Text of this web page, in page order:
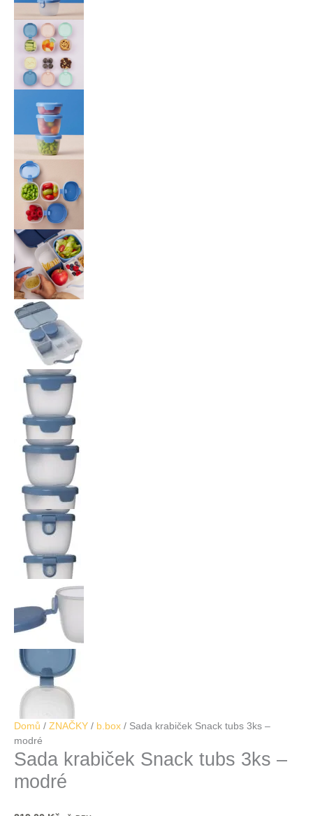
Domů / ZNAČKY / b.box / Sada krabiček Snack tubs 3ks –
modré
Sada krabiček Snack tubs 3ks –
modré